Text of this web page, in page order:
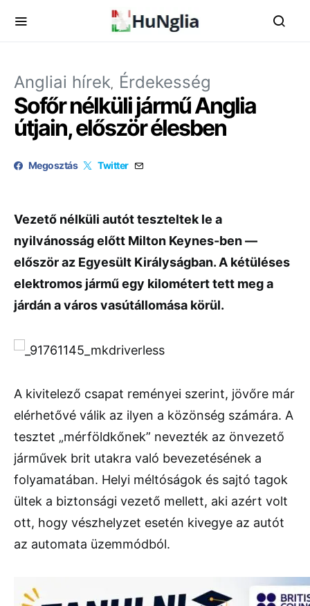
Angliai hírek Érdekesség
Sofőr nélküli jármű Anglia
útjain, először élesben
Megosztás Twitter
Vezető nélküli autót teszteltek le a
nyilvánosság előtt Milton Keynes-ben —
először az Egyesült Királyságban. A kétüléses
elektromos jármű egy kilométert tett meg a
járdán a város vasútállomása körül.
A kivitelező csapat reményei szerint, jövőre már
elérhetővé válik az ilyen a közönség számára. A
tesztet „mérföldkőnek” nevezték az önvezető
járművek brit utakra való bevezetésének a
folyamatában. Helyi méltóságok és sajtó tagok
ültek a biztonsági vezető mellett, aki azért volt
ott, hogy vészhelyzet esetén kivegye az autót
az automata üzemmódból.